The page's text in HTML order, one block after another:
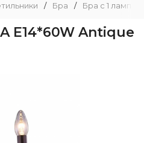
/ Бра / Бра с 1 лампой
E14*60W Antique